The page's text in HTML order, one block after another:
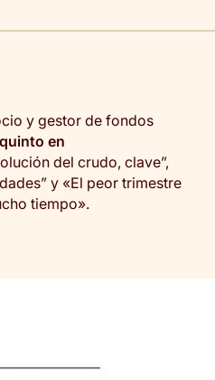
y gestor de fondos
en
del crudo, clave”,
y «El peor trimestre
tiempo».